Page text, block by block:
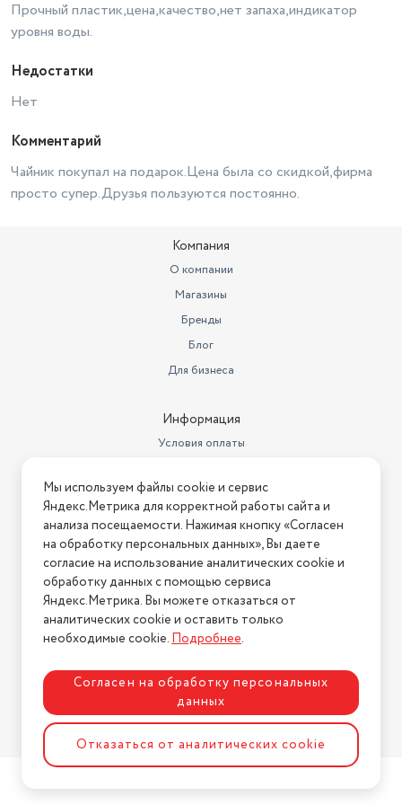
Прочный пластик,цена,качество,нет запаха,индикатор
уровня воды.
Недостатки
Нет
Комментарий
Чайник покупал на подарок.Цена была со скидкой,фирма
просто супер.Друзья пользуются постоянно.
Компания
О компании
Магазины
Бренды
Блог
Для бизнеса
Информация
Условия оплаты
Условия возврата
Нашли ошибку на сайте? Напишите нам
2026 © Интернет-магазин "АстМаркет". У нас есть всё!
Политика конфиденциальности
Разработка сайтаASTDESIGN
Мы используем файлы cookie и сервис
Яндекс.Метрика для корректной работы сайта и
анализа посещаемости. Нажимая кнопку «Согласен
на обработку персональных данных», Вы даете
согласие на использование аналитических cookie и
обработку данных с помощью сервиса
Яндекс.Метрика. Вы можете отказаться от
аналитических cookie и оставить только
необходимые cookie.Подробнее.
Согласен на обработку персональных
данных
Отказаться от аналитических cookie